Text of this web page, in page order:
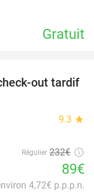
Gratuit
62%
out tardif
9.3 star
Régulier 232€
89€
4,72€ p.p.p.n.